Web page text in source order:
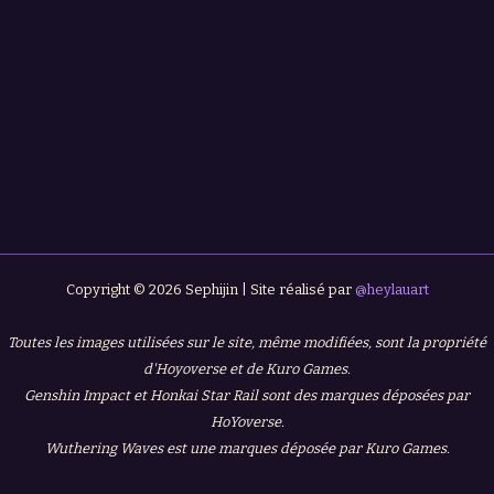
Copyright © 2026 Sephijin | Site réalisé par @heylauart
Toutes les images utilisées sur le site, même modifiées, sont la propriété
d'Hoyoverse et de Kuro Games.
Genshin Impact et Honkai Star Rail sont des marques déposées par
HoYoverse.
Wuthering Waves est une marques déposée par Kuro Games.